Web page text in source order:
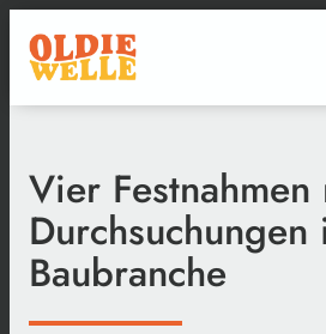
Vier Festnahmen
Baubranche